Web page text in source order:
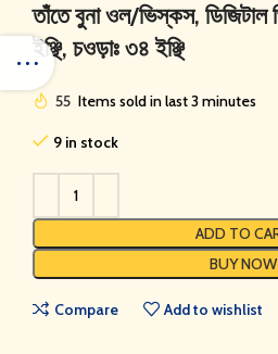
তাঁতে বুনা ওল/ভিস্কস, ডিজিটাল
ইঞ্ছি, চওড়াঃ ৩৪ ইঞ্ছি
55 Items sold in last 3 minutes
9 in stock
ADD TO
BUY NOW
Compare Add to wishlist